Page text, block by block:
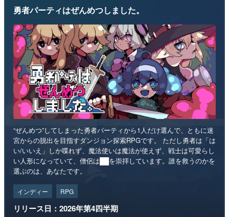
勇者パーティはぜんめつしました。
“ぜんめつ”してしまった勇者パーティから1人だけ選んで、ともに迷
宮からの脱出を目指すダンジョン探索RPGです。 ただし勇者は「は
い/いいえ」しか喋れず、魔法使いは魔法が使えず、戦士は可愛らし
い人形になっていて、僧侶は██を崇拝しています。誰を救うのかを
選ぶのは、あなたです。
インディー RPG
リリース日：2026年第4四半期